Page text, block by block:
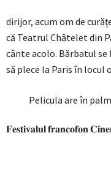
dirijor, acum om de
că Teatrul Châtelet din
cânte acolo. Bărbatul
să plece la Paris în
Pelicula are în
𝐅𝐞𝐬𝐭𝐢𝐯𝐚𝐥𝐮𝐥 𝐟𝐫𝐚𝐧𝐜𝐨𝐟𝐨𝐧